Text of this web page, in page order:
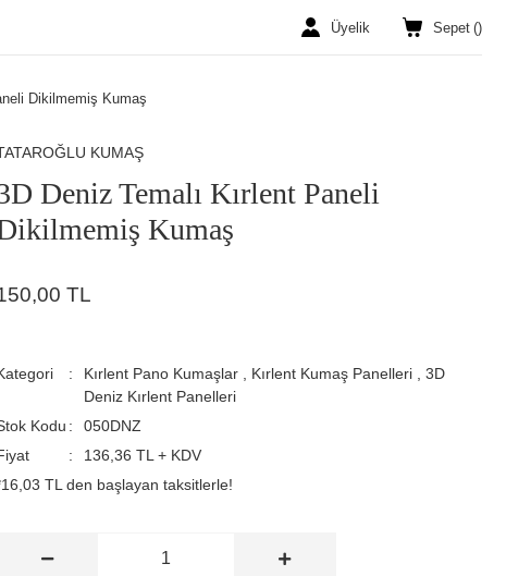
Üyelik Sepet ()
Dikilmemiş Kumaş
KUMAŞ
Deniz Temalı Kırlent Paneli
Kumaş
TL
Kırlent Pano Kumaşlar Kırlent Kumaş Panelleri ,3D
Deniz Kırlent Panelleri
Kodu
050DNZ
136,36 TL + KDV
TL den başlayan taksitlerle!